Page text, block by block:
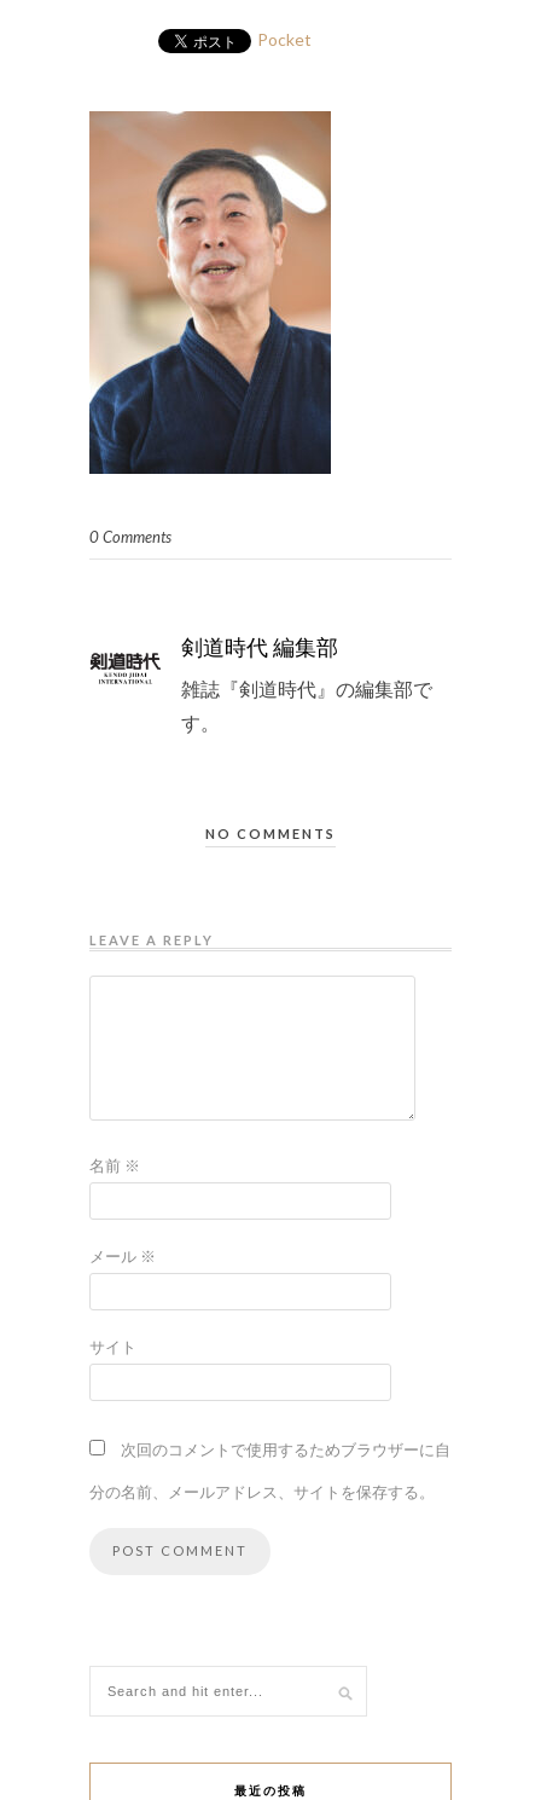
Pocket
0 Comments
剣道時代 編集部
雑誌『剣道時代』の編集部で
す。
NO COMMENTS
LEAVE A REPLY
名前 ※
メール ※
サイト
次回のコメントで使用するためブラウザーに自
分の名前、メールアドレス、サイトを保存する。
最近の投稿